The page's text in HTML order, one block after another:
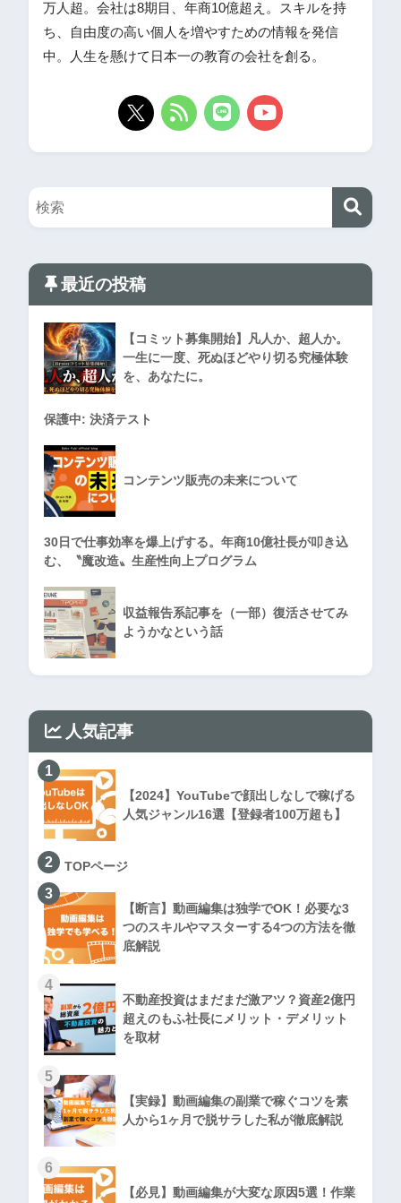
万人超。会社は8期目、年商10億超え。スキルを持
ち、自由度の高い個人を増やすための情報を発信
中。人生を懸けて日本一の教育の会社を創る。
最近の投稿
【コミット募集開始】凡人か、超人か。
一生に一度、死ぬほどやり切る究極体験
を、あなたに。
保護中: 決済テスト
コンテンツ販売の未来について
30日で仕事効率を爆上げする。年商10億社長が叩き込
む、〝魔改造〟生産性向上プログラム
収益報告系記事を（一部）復活させてみ
ようかなという話
人気記事
1
【2024】YouTubeで顔出しなしで稼げる
人気ジャンル16選【登録者100万超も】
2 TOPページ
3
【断言】動画編集は独学でOK！必要な3
つのスキルやマスターする4つの方法を徹
底解説
4
不動産投資はまだまだ激アツ？資産2億円
超えのもふ社長にメリット・デメリット
を取材
5
【実録】動画編集の副業で稼ぐコツを素
人から1ヶ月で脱サラした私が徹底解説
6
【必見】動画編集が大変な原因5選！作業